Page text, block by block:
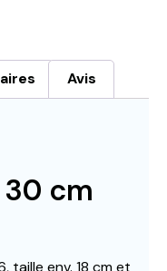
Avis
cm
taille env. 18 cm et